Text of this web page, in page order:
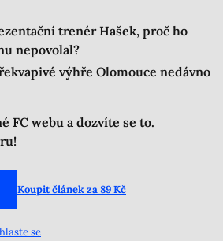
trenér Hašek, proč ho
nepovolal?
výhře Olomouce nedávno
FC webu a dozvíte se to.
Koupit článek za 89 Kč
se